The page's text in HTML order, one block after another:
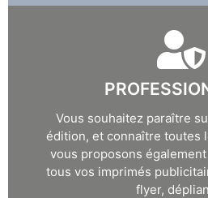
Vous souhaitez paraître
édition, et connaître toutes
vous proposons
tous vos imprimés
flyer,